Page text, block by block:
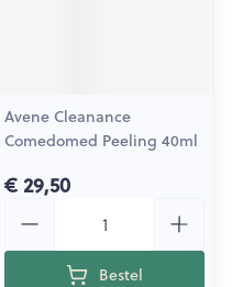
Avene Cleanance
Comedomed Peeling 40ml
€ 29,50
Bestel